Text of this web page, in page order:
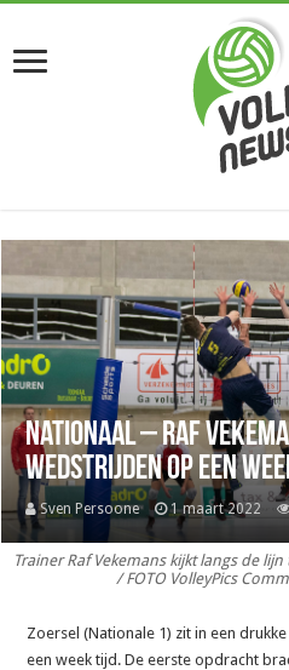
Nationaal – Raf
wedstrijden op een
Sven Persoone 1 maart 2022
Trainer Raf Vekemans kijkt langs de
/ FOTO VolleyPics
Zoersel (Nationale 1) zit in een
een week tijd. De eerste opdracht